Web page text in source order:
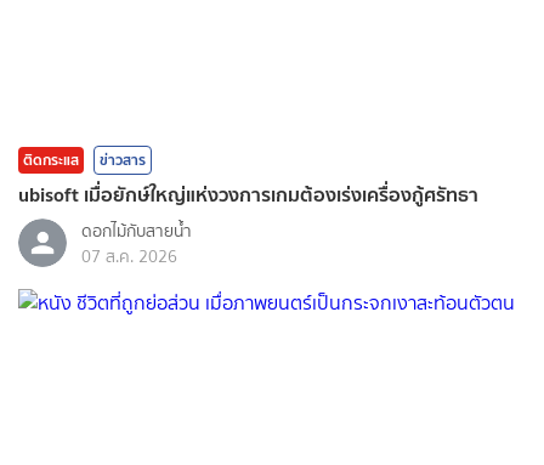
ติดกระแส ข่าวสาร
ubisoft เมื่อยักษ์ใหญ่แห่งวงการเกมต้องเร่งเครื่องกู้ศรัทธา
ดอกไม้กับสายน้ำ
07 ส.ค. 2026